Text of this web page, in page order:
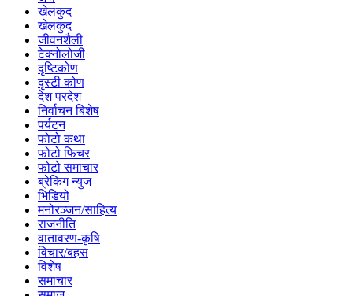
खेलकुद
खेलकुद
जीवनशैली
टेक्नोलोजी
दृष्टिकोण
दृस्टी कोण
देश परदेश
निर्वाचन बिशेष
पर्यटन
फोटो कथा
फोटो फिचर
फोटो समाचार
ब्रेकिंग न्युज
भिडियो
मनोरञ्जन/साहित्य
राजनीति
वातावरण-कृषि
विचार/बहस
विशेष
समाचार